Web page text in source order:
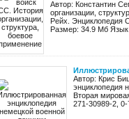
Автор: Константин
организации,
Рейх. Энциклопедия
Размер: 34.9 Мб
Автор: Крис
энциклопедия
Вторая
271-30989-2,